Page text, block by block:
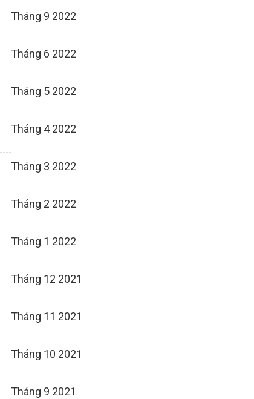
Tháng 9 2022
Tháng 6 2022
Tháng 5 2022
Tháng 4 2022
Tháng 3 2022
Tháng 2 2022
Tháng 1 2022
Tháng 12 2021
Tháng 11 2021
Tháng 10 2021
Tháng 9 2021